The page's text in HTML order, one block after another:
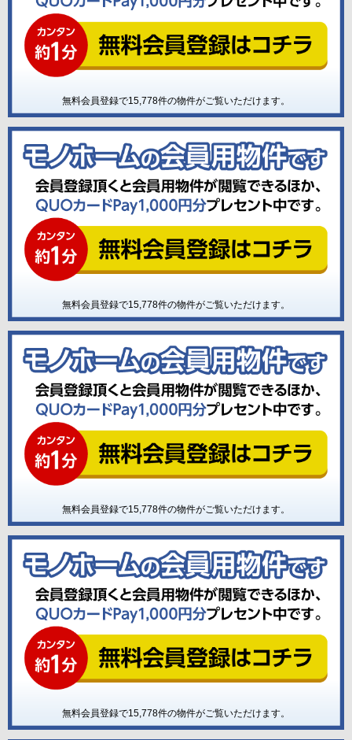
無料会員登録で15,778件の物件がご覧いただけます。
無料会員登録で15,778件の物件がご覧いただけます。
無料会員登録で15,778件の物件がご覧いただけます。
無料会員登録で15,778件の物件がご覧いただけます。